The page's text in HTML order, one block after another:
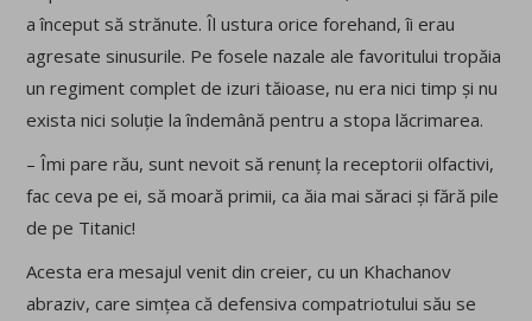
a început să strănute. Îl ustura orice forehand, îi erau
agresate sinusurile. Pe fosele nazale ale favoritului tropăia
un regiment complet de izuri tăioase, nu era nici timp și nu
exista nici soluție la îndemână pentru a stopa lăcrimarea.
– Îmi pare rău, sunt nevoit să renunț la receptorii olfactivi,
fac ceva pe ei, să moară primii, ca ăia mai săraci și fără pile
de pe Titanic!
Acesta era mesajul venit din creier, cu un Khachanov
abraziv, care simțea că defensiva compatriotului său se